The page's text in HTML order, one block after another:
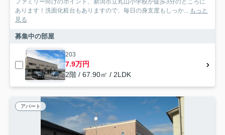
ファミリー向けのポイント、新潟市立丸山小学校が徒歩3分のところに
あります！洗面化粧台もありますので、毎日の身支度もしっか... もっと
見る
募集中の部屋
203
7.9万円
2階 / 67.90㎡ / 2LDK
アパート